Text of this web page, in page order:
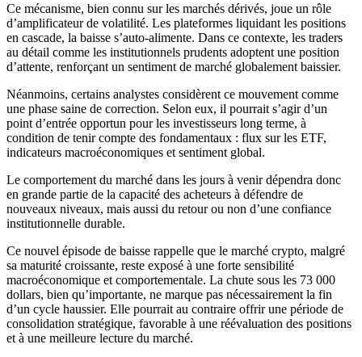
Ce mécanisme, bien connu sur les marchés dérivés, joue un rôle
d’amplificateur de volatilité. Les plateformes liquidant les positions
en cascade, la baisse s’auto-alimente. Dans ce contexte, les traders
au détail comme les institutionnels prudents adoptent une position
d’attente, renforçant un sentiment de marché globalement baissier.
Néanmoins, certains analystes considèrent ce mouvement comme
une phase saine de correction. Selon eux, il pourrait s’agir d’un
point d’entrée opportun pour les investisseurs long terme, à
condition de tenir compte des fondamentaux : flux sur les ETF,
indicateurs macroéconomiques et sentiment global.
Le comportement du marché dans les jours à venir dépendra donc
en grande partie de la capacité des acheteurs à défendre de
nouveaux niveaux, mais aussi du retour ou non d’une confiance
institutionnelle durable.
Ce nouvel épisode de baisse rappelle que le marché crypto, malgré
sa maturité croissante, reste exposé à une forte sensibilité
macroéconomique et comportementale. La chute sous les 73 000
dollars, bien qu’importante, ne marque pas nécessairement la fin
d’un cycle haussier. Elle pourrait au contraire offrir une période de
consolidation stratégique, favorable à une réévaluation des positions
et à une meilleure lecture du marché.